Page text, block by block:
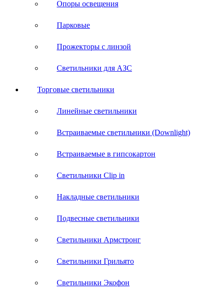
Опоры освещения
Парковые
Прожекторы с линзой
Светильники для АЗС
Торговые светильники
Линейные светильники
Встраиваемые светильники (Downlight)
Встраиваемые в гипсокартон
Светильники Clip in
Накладные светильники
Подвесные светильники
Светильники Армстронг
Светильники Грильято
Светильники Экофон